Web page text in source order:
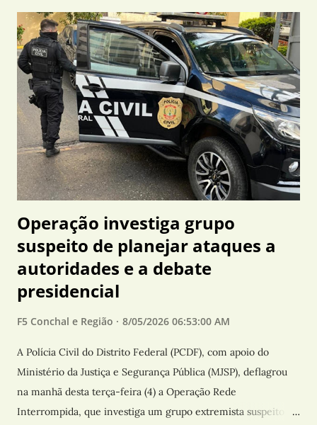
também na região da Serra da Cantareira, ampliando ainda
mais seu alcance e fortalecendo o turismo gastronômico
regional. A partir do dia 14 de agosto, o público já poderá
visitar os estabelecimentos participantes, experimentar os
pratos exclusivos do festival e registrar sua avaliação por
meio do aplicativo oficial de votação. Nesta edição, 19 opções
gastronômicas disputam o título de melhores sabores do
festival. O cardápio reúne refeições completas, lanches,
petiscos, sobremesas e até drinques p...
Operação investiga grupo
suspeito de planejar ataques a
autoridades e a debate
presidencial
F5 Conchal e Região 8/05/2026 06:53:00 AM
A Polícia Civil do Distrito Federal (PCDF), com apoio do
Ministério da Justiça e Segurança Pública (MJSP), deflagrou
na manhã desta terça-feira (4) a Operação Rede
Interrompida, que investiga um grupo extremista suspeito de